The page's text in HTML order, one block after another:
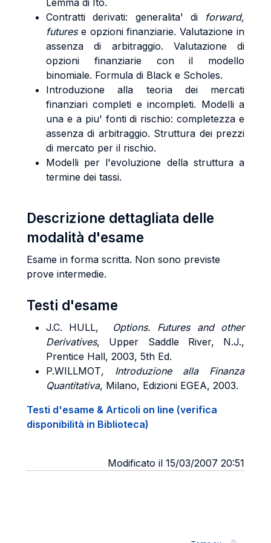
Lemma di Ito.
Contratti derivati: generalita' di forward,
futurese opzioni finanziarie. Valutazione in
assenza di arbitraggio. Valutazione di
opzioni finanziarie con il modello
binomiale. Formula di Black e Scholes.
Introduzione alla teoria dei mercati
finanziari completi e incompleti. Modelli a
una e a piu' fonti di rischio: completezza e
assenza di arbitraggio. Struttura dei prezzi
di mercato per il rischio.
Modelli per l'evoluzione della struttura a
termine dei tassi.
Descrizione dettagliata delle
modalità d'esame
Esame in forma scritta. Non sono previste
prove intermedie.
Testi d'esame
J.C. HULL, Options.
Futures and other
Derivatives, Upper Saddle River, N.J.,
Prentice Hall, 2003, 5th Ed.
P.WILLMOT, Introduzione alla Finanza
Quantitativa, Milano, Edizioni EGEA, 2003.
Testi d'esame & Articoli on line (verifica
disponibilità in Biblioteca)
Modificato il 15/03/2007 20:51